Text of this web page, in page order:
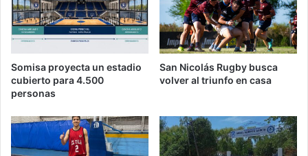
Somisa proyecta un estadio
cubierto para 4.500
personas
San Nicolás Rugby busca
volver al triunfo en casa